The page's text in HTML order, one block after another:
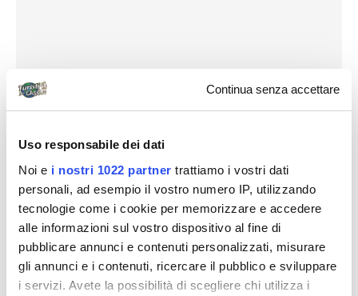
Continua senza accettare
Uso responsabile dei dati
Noi e i nostri 1022 partner trattiamo i vostri dati
personali, ad esempio il vostro numero IP, utilizzando
tecnologie come i cookie per memorizzare e accedere
alle informazioni sul vostro dispositivo al fine di
pubblicare annunci e contenuti personalizzati, misurare
gli annunci e i contenuti, ricercare il pubblico e sviluppare
i servizi. Avete la possibilità di scegliere chi utilizza i
Destinazioni